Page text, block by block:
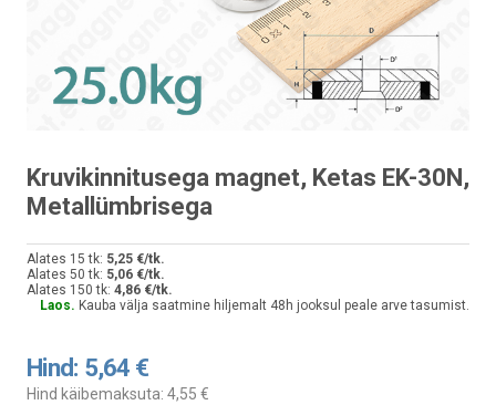
Kruvikinnitusega magnet, Ketas EK-30N,
Metallümbrisega
Alates 15 tk: 5,25 €/tk.
Alates 50 tk: 5,06 €/tk.
Alates 150 tk: 4,86 €/tk.
Laos. Kauba välja saatmine hiljemalt 48h jooksul peale arve tasumist.
Hind: 5,64 €
Hind käibemaksuta: 4,55 €